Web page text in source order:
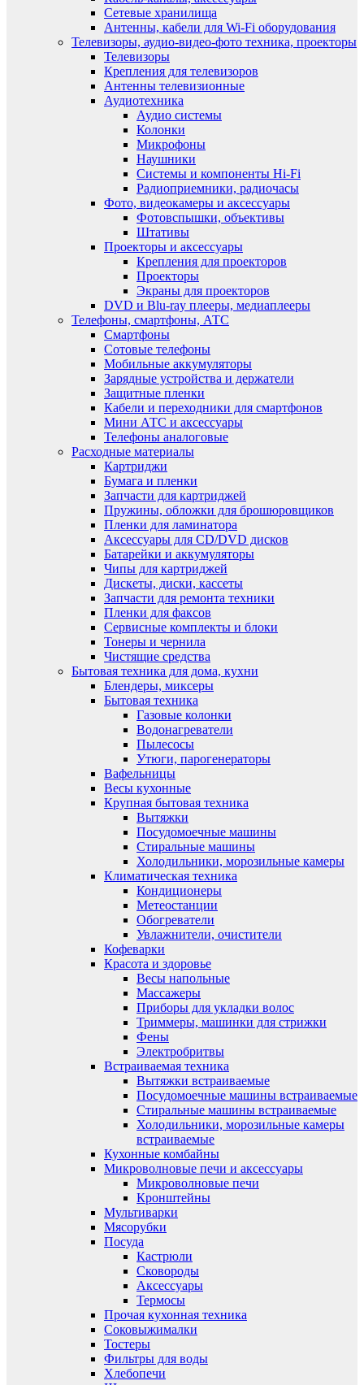
Сетевые хранилища
Антенны, кабели для Wi-Fi оборудования
Телевизоры, аудио-видео-фото техника, проекторы
Телевизоры
Крепления для телевизоров
Антенны телевизионные
Аудиотехника
Аудио системы
Колонки
Микрофоны
Наушники
Системы и компоненты Hi-Fi
Радиоприемники, радиочасы
Фото, видеокамеры и аксессуары
Фотовспышки, объективы
Штативы
Проекторы и аксессуары
Крепления для проекторов
Проекторы
Экраны для проекторов
DVD и Blu-ray плееры, медиаплееры
Телефоны, смартфоны, АТС
Смартфоны
Сотовые телефоны
Мобильные аккумуляторы
Зарядные устройства и держатели
Защитные пленки
Кабели и переходники для смартфонов
Мини АТС и аксессуары
Телефоны аналоговые
Расходные материалы
Картриджи
Бумага и пленки
Запчасти для картриджей
Пружины, обложки для брошюровщиков
Пленки для ламинатора
Аксессуары для CD/DVD дисков
Батарейки и аккумуляторы
Чипы для картриджей
Дискеты, диски, кассеты
Запчасти для ремонта техники
Пленки для факсов
Сервисные комплекты и блоки
Тонеры и чернила
Чистящие средства
Бытовая техника для дома, кухни
Блендеры, миксеры
Бытовая техника
Газовые колонки
Водонагреватели
Пылесосы
Утюги, парогенераторы
Вафельницы
Весы кухонные
Крупная бытовая техника
Вытяжки
Посудомоечные машины
Стиральные машины
Холодильники, морозильные камеры
Климатическая техника
Кондиционеры
Метеостанции
Обогреватели
Увлажнители, очистители
Кофеварки
Красота и здоровье
Весы напольные
Массажеры
Приборы для укладки волос
Триммеры, машинки для стрижки
Фены
Электробритвы
Встраиваемая техника
Вытяжки встраиваемые
Посудомоечные машины встраиваемые
Стиральные машины встраиваемые
Холодильники, морозильные камеры
встраиваемые
Кухонные комбайны
Микроволновые печи и аксессуары
Микроволновые печи
Кронштейны
Мультиварки
Мясорубки
Посуда
Кастрюли
Сковороды
Аксессуары
Термосы
Прочая кухонная техника
Соковыжималки
Тостеры
Фильтры для воды
Хлебопечи